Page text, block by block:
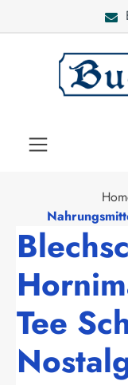
Tee